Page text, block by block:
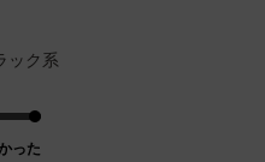
ック系
った